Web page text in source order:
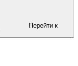
Перейти к